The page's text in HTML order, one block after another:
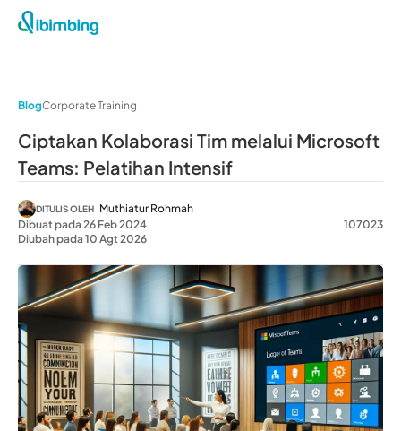
BlogCorporate Training
Ciptakan Kolaborasi Tim melalui Microsoft
Teams: Pelatihan Intensif
DITULIS OLEH Muthiatur Rohmah
Dibuat pada 26 Feb 2024
Diubah pada 10 Agt 2026
107023